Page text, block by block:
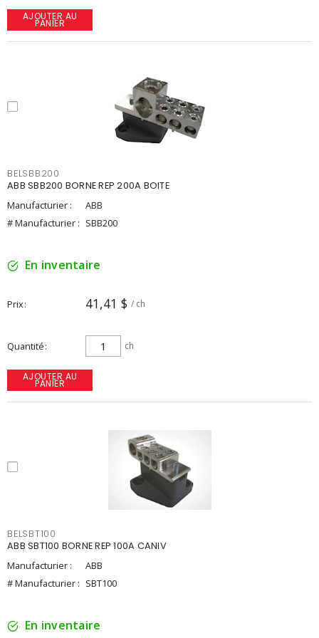
AJOUTER AU
PANIER
BELSBB200
ABB SBB200 BORNE REP 200A BOITE
Manufacturier :
ABB
# Manufacturier : SBB200
En inventaire
Prix 41,41 $ / ch
Quantité ch
AJOUTER AU
PANIER
BELSBT100
ABB SBT100 BORNE REP 100A CANIV
Manufacturier :
ABB
# Manufacturier : SBT100
En inventaire